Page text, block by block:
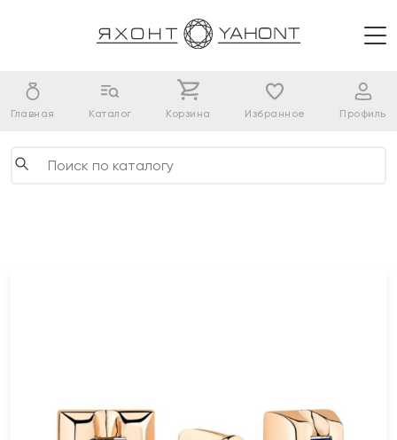
Главная Каталог Корзина Избранное Профиль